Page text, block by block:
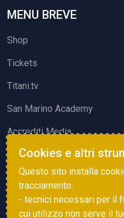
MENU BREVE
Shop
Tickets
Titani.tv
San Marino Academy
Accrediti Media
ATTIVITÀ ED EVENTI
Squadre di Calcio
Associazione
Cookies e altri
Questo sito installa
tracciamento:
- tecnici necessari per il
cui utilizzo non serve il